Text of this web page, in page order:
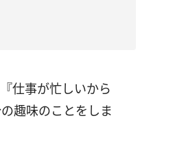
仕事が忙しいから
趣味のことをしま